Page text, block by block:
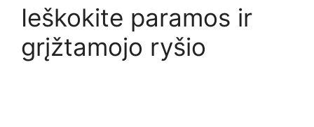
Ieškokite paramos ir
grįžtamojo ryšio